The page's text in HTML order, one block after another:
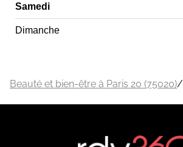
Samedi
Dimanche
Beauté et bien-être à Paris 20 (75020)/